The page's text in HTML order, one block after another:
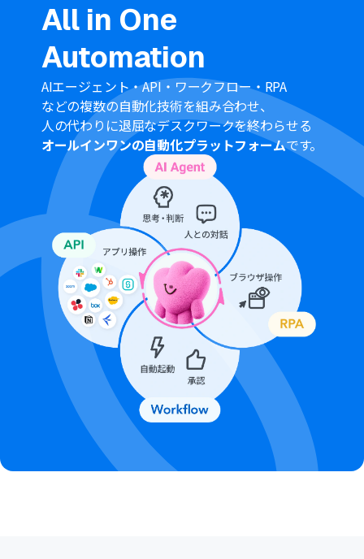
All in One
Automation
AIエージェント・API・ワークフロー・RPA
などの複数の自動化技術を組み合わせ、
人の代わりに退屈なデスクワークを終わらせる
オールインワンの自動化プラットフォームです。